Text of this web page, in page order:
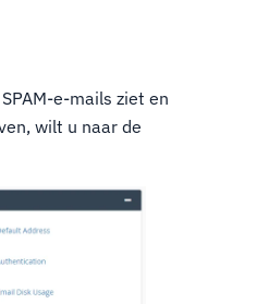
e-mails ziet en
wilt u naar de